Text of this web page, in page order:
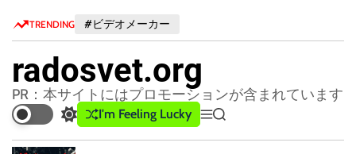
TRENDING #ビデオメーカー
radosvet.org
PR：本サイトにはプロモーションが含まれています
S
w
I'm Feeling Lucky
M
e
S
e